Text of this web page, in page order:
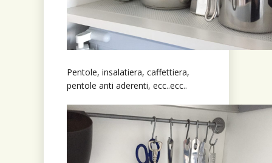
Pentole, insalatiera, caffettiera,
pentole anti aderenti, ecc..ecc..